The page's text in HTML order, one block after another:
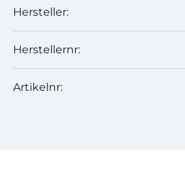
Hersteller:
Herstellernr:
Artikelnr: